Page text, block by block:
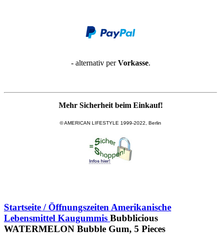
- alternativ perVorkasse.
Mehr Sicherheit beim Einkauf!
© AMERICAN LIFESTYLE 1999-2022, Berlin
Startseite / Öffnungszeiten Amerikanische
Lebensmittel Kaugummis Bubblicious
WATERMELON Bubble Gum, 5 Pieces